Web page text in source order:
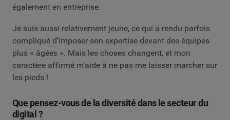
également en entreprise.
Je suis aussi relativement jeune, ce qui a rendu parfois
compliqué d’imposer son expertise devant des équipes
plus « âgées ». Mais les choses changent, et mon
caractère affirmé m’aide à ne pas me laisser marcher sur
les pieds !
Que pensez-vous de la diversité dans le secteur du
digital ?